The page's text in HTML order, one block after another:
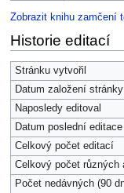
Zobrazit knihu zamčení
Historie editací
Stránku vytvořil
Datum založení stránky
Naposledy editoval
Datum poslední editace
Celkový počet editací
Celkový počet různých
Počet nedávných (90